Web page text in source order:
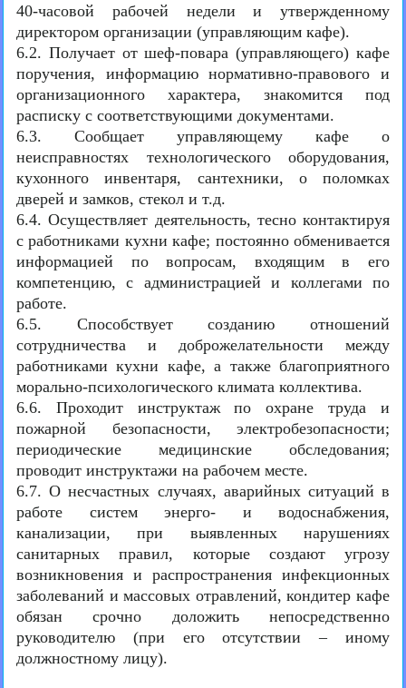
40-часовой рабочей недели и утвержденному
директором организации (управляющим кафе).
6.2. Получает от шеф-повара (управляющего) кафе
поручения, информацию нормативно-правового и
организационного характера, знакомится под
расписку с соответствующими документами.
6.3. Сообщает управляющему кафе о
неисправностях технологического оборудования,
кухонного инвентаря, сантехники, о поломках
дверей и замков, стекол и т.д.
6.4. Осуществляет деятельность, тесно контактируя
с работниками кухни кафе; постоянно обменивается
информацией по вопросам, входящим в его
компетенцию, с администрацией и коллегами по
работе.
6.5. Способствует созданию отношений
сотрудничества и доброжелательности между
работниками кухни кафе, а также благоприятного
морально-психологического климата коллектива.
6.6. Проходит инструктаж по охране труда и
пожарной безопасности, электробезопасности;
периодические медицинские обследования;
проводит инструктажи на рабочем месте.
6.7. О несчастных случаях, аварийных ситуаций в
работе систем энерго- и водоснабжения,
канализации, при выявленных нарушениях
санитарных правил, которые создают угрозу
возникновения и распространения инфекционных
заболеваний и массовых отравлений, кондитер кафе
обязан срочно доложить непосредственно
руководителю (при его отсутствии – иному
должностному лицу).